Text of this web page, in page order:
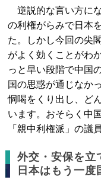
逆説的な言い方に
の利権がらみで日本
た。しかし今回の尖
がよく効くことがわ
っと早い段階で中国
国の思惑が通じなか
恫喝をくり出し、ど
います。おそらく中
「親中利権派」の議
外交・安保を立
日本はもう一度